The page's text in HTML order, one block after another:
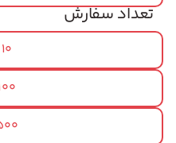
تعداد سفارش
10 عدد
100
500